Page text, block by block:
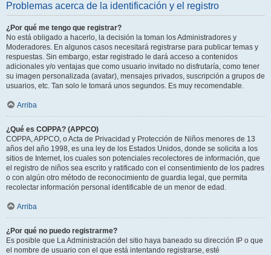
Problemas acerca de la identificación y el registro
¿Por qué me tengo que registrar?
No está obligado a hacerlo, la decisión la toman los Administradores y
Moderadores. En algunos casos necesitará registrarse para publicar temas y
respuestas. Sin embargo, estar registrado le dará acceso a contenidos
adicionales y/o ventajas que como usuario invitado no disfrutaría, como tener
su imagen personalizada (avatar), mensajes privados, suscripción a grupos de
usuarios, etc. Tan solo le tomará unos segundos. Es muy recomendable.
Arriba
¿Qué es COPPA? (APPCO)
COPPA, APPCO, o Acta de Privacidad y Protección de Niños menores de 13
años del año 1998, es una ley de los Estados Unidos, donde se solicita a los
sitios de Internet, los cuales son potenciales recolectores de información, que
el registro de niños sea escrito y ratificado con el consentimiento de los padres
o con algún otro método de reconocimiento de guardia legal, que permita
recolectar información personal identificable de un menor de edad.
Arriba
¿Por qué no puedo registrarme?
Es posible que La Administración del sitio haya baneado su dirección IP o que
el nombre de usuario con el que está intentando registrarse, esté